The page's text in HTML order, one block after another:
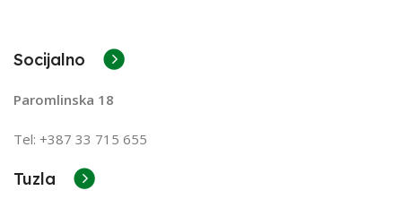
Socijalno
Paromlinska 18
Tel: +387 33 715 655
Tuzla